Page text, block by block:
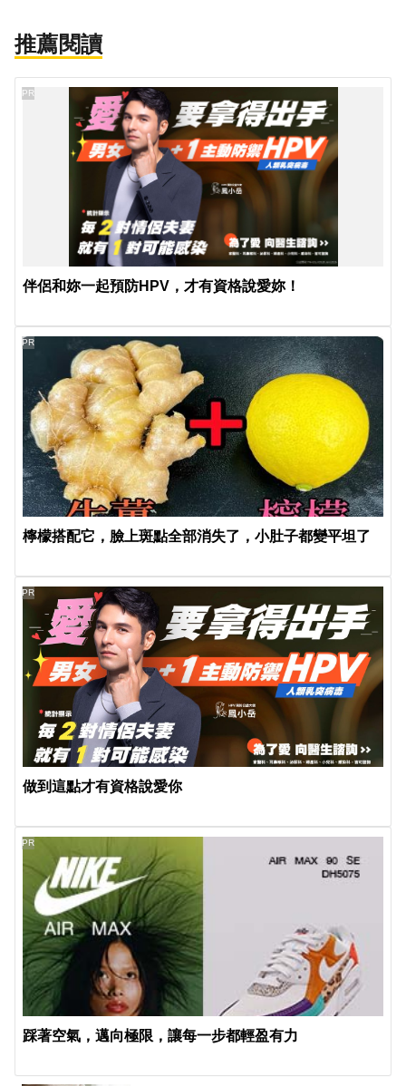
推薦閱讀
伴侶和妳一起預防HPV，才有資格說愛妳！
PR
檸檬搭配它，臉上斑點全部消失了，小肚子都變平坦了
PR
做到這點才有資格說愛你
PR
踩著空氣，邁向極限，讓每一步都輕盈有力
PR